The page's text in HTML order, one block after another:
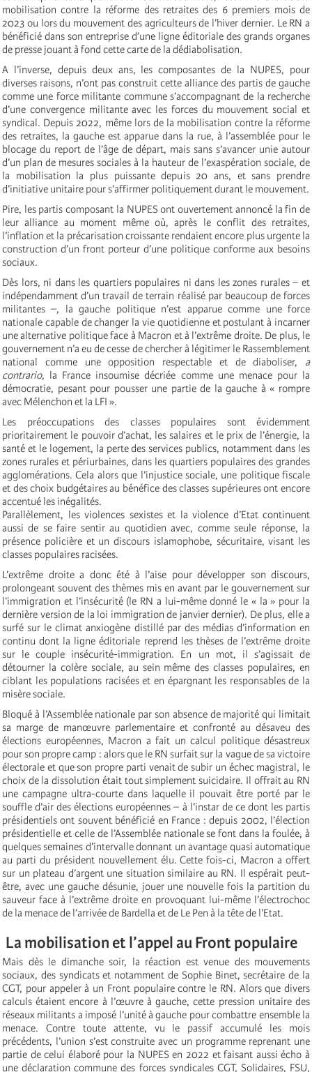
mobilisation contre la réforme des retraites des 6 premiers mois de
2023 ou lors du mouvement des agriculteurs de l’hiver dernier. Le RN a
bénéficié dans son entreprise d’une ligne éditoriale des grands organes
de presse jouant à fond cette carte de la dédiabolisation.
A l’inverse, depuis deux ans, les composantes de la NUPES, pour
diverses raisons, n’ont pas construit cette alliance des partis de gauche
comme une force militante commune s’accompagnant de la recherche
d’une convergence militante avec les forces du mouvement social et
syndical. Depuis 2022, même lors de la mobilisation contre la réforme
des retraites, la gauche est apparue dans la rue, à l’assemblée pour le
blocage du report de l’âge de départ, mais sans s’avancer unie autour
d’un plan de mesures sociales à la hauteur de l’exaspération sociale, de
la mobilisation la plus puissante depuis 20 ans, et sans prendre
d’initiative unitaire pour s’affirmer politiquement durant le mouvement.
Pire, les partis composant la NUPES ont ouvertement annoncé la fin de
leur alliance au moment même où, après le conflit des retraites,
l’inflation et la précarisation croissante rendaient encore plus urgente la
construction d’un front porteur d’une politique conforme aux besoins
sociaux.
Dès lors, ni dans les quartiers populaires ni dans les zones rurales – et
indépendamment d’un travail de terrain réalisé par beaucoup de forces
militantes –, la gauche politique n’est apparue comme une force
nationale capable de changer la vie quotidienne et postulant à incarner
une alternative politique face à Macron et à l’extrême droite. De plus, le
gouvernement n’a eu de cesse de chercher à légitimer le Rassemblement
national comme une opposition respectable et de diaboliser, a
contrario, la France insoumise décriée comme une menace pour la
démocratie, pesant pour pousser une partie de la gauche à « rompre
avec Mélenchon et la LFI ».
Les préoccupations des classes populaires sont évidemment
prioritairement le pouvoir d’achat, les salaires et le prix de l’énergie, la
santé et le logement, la perte des services publics, notamment dans les
zones rurales et périurbaines, dans les quartiers populaires des grandes
agglomérations. Cela alors que l’injustice sociale, une politique fiscale
et des choix budgétaires au bénéfice des classes supérieures ont encore
accentué les inégalités.
Parallèlement, les violences sexistes et la violence d’Etat continuent
aussi de se faire sentir au quotidien avec, comme seule réponse, la
présence policière et un discours islamophobe, sécuritaire, visant les
classes populaires racisées.
L’extrême droite a donc été à l’aise pour développer son discours,
prolongeant souvent des thèmes mis en avant par le gouvernement sur
l’immigration et l’insécurité (le RN a lui-même donné le « la » pour la
dernière version de la loi immigration de janvier dernier). De plus, elle a
surfé sur le climat anxiogène distillé par des médias d’information en
continu dont la ligne éditoriale reprend les thèses de l’extrême droite
sur le couple insécurité-immigration. En un mot, il s’agissait de
détourner la colère sociale, au sein même des classes populaires, en
ciblant les populations racisées et en épargnant les responsables de la
misère sociale.
Bloqué à l’Assemblée nationale par son absence de majorité qui limitait
sa marge de manœuvre parlementaire et confronté au désaveu des
élections européennes, Macron a fait un calcul politique désastreux
pour son propre camp : alors que le RN surfait sur la vague de sa victoire
électorale et que son propre parti venait de subir un échec magistral, le
choix de la dissolution était tout simplement suicidaire. Il offrait au RN
une campagne ultra-courte dans laquelle il pouvait être porté par le
souffle d’air des élections européennes – à l’instar de ce dont les partis
présidentiels ont souvent bénéficié en France : depuis 2002, l’élection
présidentielle et celle de l’Assemblée nationale se font dans la foulée, à
quelques semaines d’intervalle donnant un avantage quasi automatique
au parti du président nouvellement élu. Cette fois-ci, Macron a offert
sur un plateau d’argent une situation similaire au RN. Il espérait peut-
être, avec une gauche désunie, jouer une nouvelle fois la partition du
sauveur face à l’extrême droite en provoquant lui-même l’électrochoc
de la menace de l’arrivée de Bardella et de Le Pen à la tête de l’Etat.
La mobilisation et l’appel au Front populaire
Mais dès le dimanche soir, la réaction est venue des mouvements
sociaux, des syndicats et notamment de Sophie Binet, secrétaire de la
CGT, pour appeler à un Front populaire contre le RN. Alors que divers
calculs étaient encore à l’œuvre à gauche, cette pression unitaire des
réseaux militants a imposé l’unité à gauche pour combattre ensemble la
menace. Contre toute attente, vu le passif accumulé les mois
précédents, l’union s’est construite avec un programme reprenant une
partie de celui élaboré pour la NUPES en 2022 et faisant aussi écho à
une déclaration commune des forces syndicales CGT, Solidaires, FSU,